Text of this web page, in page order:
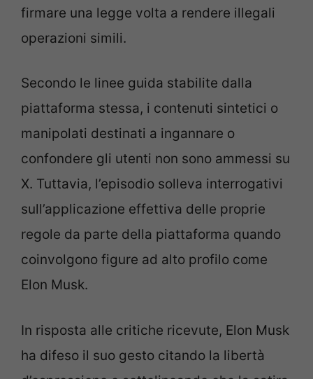
firmare una legge volta a rendere illegali
operazioni simili.
Secondo le linee guida stabilite dalla
piattaforma stessa, i contenuti sintetici o
manipolati destinati a ingannare o
confondere gli utenti non sono ammessi su
X. Tuttavia, l’episodio solleva interrogativi
sull’applicazione effettiva delle proprie
regole da parte della piattaforma quando
coinvolgono figure ad alto profilo come
Elon Musk.
In risposta alle critiche ricevute, Elon Musk
ha difeso il suo gesto citando la libertà